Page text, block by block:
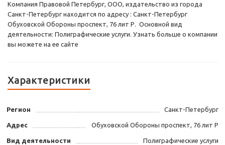
Компания Правовой Петербург, ООО, издательство из города
Санкт-Петербург находится по адресу : Санкт-Петербург
Обуховской Обороны проспект, 76 лит Р. Основной вид
деятельности: Полиграфические услуги. Узнать больше о компании
вы можете на ее сайте
Характеристики
Регион Санкт-Петербург
Адрес Обуховской Обороны проспект, 76 лит Р
Вид деятельности Полиграфические услуги